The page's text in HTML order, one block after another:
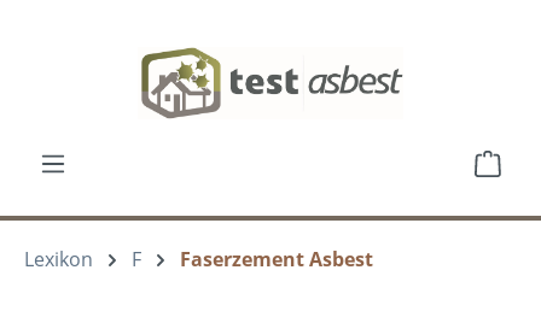
Lexikon F Faserzement Asbest